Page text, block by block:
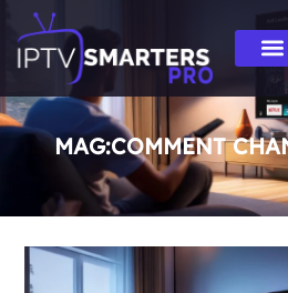
MAG:COMMENT